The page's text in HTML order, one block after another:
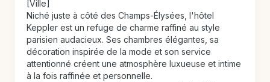
[Ville]
Niché juste à côté des Champs-Élysées, l'hôtel
Keppler est un refuge de charme raffiné au style
parisien audacieux. Ses chambres élégantes, sa
décoration inspirée de la mode et son service
attentionné créent une atmosphère luxueuse et intime
à la fois raffinée et personnelle.